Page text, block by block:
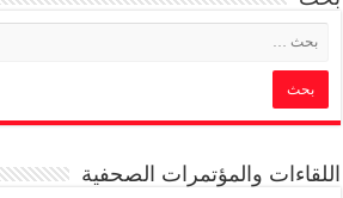
اللقاءات والمؤتمرات الصحفية